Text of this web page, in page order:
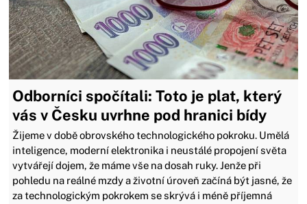
Odborníci spočítali: Toto je plat, který
vás v Česku uvrhne pod hranici bídy
Žijeme v době obrovského technologického pokroku. Umělá
inteligence, moderní elektronika i neustálé propojení světa
vytvářejí dojem, že máme vše na dosah ruky. Jenže při
pohledu na reálné mzdy a životní úroveň začíná být jasné, že
za technologickým pokrokem se skrývá i méně příjemná